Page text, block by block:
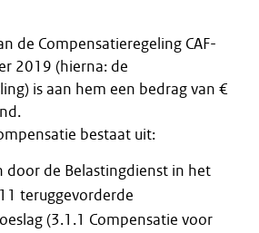
de Compensatieregeling CAF-
2019 (hierna: de
is aan hem een bedrag van €
bestaat uit:
door de Belastingdienst in het
teruggevorderde
(3.1.1 Compensatie voor